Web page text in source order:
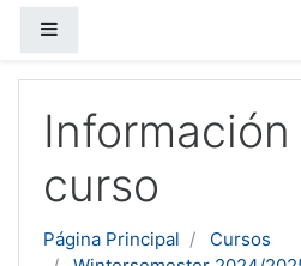
curso
Página Principal
Cursos